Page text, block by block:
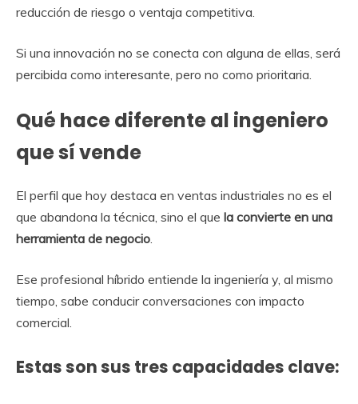
reducción de riesgo o ventaja competitiva.
Si una innovación no se conecta con alguna de ellas, será
percibida como interesante, pero no como prioritaria.
Qué hace diferente al ingeniero
que sí vende
El perfil que hoy destaca en ventas industriales no es el
que abandona la técnica, sino el que la convierte en una
herramienta de negocio
Ese profesional híbrido entiende la ingeniería y, al mismo
tiempo, sabe conducir conversaciones con impacto
comercial.
Estas son sus tres capacidades clave: